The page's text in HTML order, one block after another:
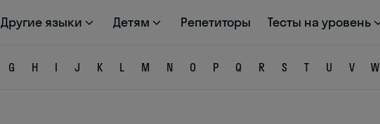
Другие языки Детям Репетиторы Тесты на уровень
G H I J K L M N O P Q R S T U V W